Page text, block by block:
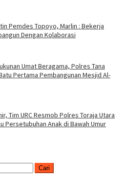
Pemdes Topoyo, Marlin : Bekerja
Dengan Kolaborasi
Umat Beragama, Polres Tana
Pertama Pembangunan Mesjid Al-
Tim URC Resmob Polres Toraja Utara
Persetubuhan Anak di Bawah Umur